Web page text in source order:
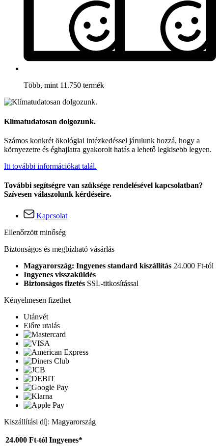
Több, mint 11.750 termék
Klímatudatosan dolgozunk.
Számos konkrét ökológiai intézkedéssel járulunk hozzá, hogy a
környezetre és éghajlatra gyakorolt hatás a lehető legkisebb legyen.
Itt további információkat talál.
További segítségre van szüksége rendelésével kapcsolatban?
Szívesen válaszolunk kérdéseire.
Kapcsolat
Ellenőrzött minőség
Biztonságos és megbízható vásárlás
Magyarország: Ingyenes standard kiszállítás 24.000 Ft-tól
Ingyenes visszaküldés
Biztonságos fizetés SSL-titkosítással
Kényelmesen fizethet
Utánvét
Előre utalás
Kiszállítási díj: Magyarország
24.000 Ft-tól Ingyenes*